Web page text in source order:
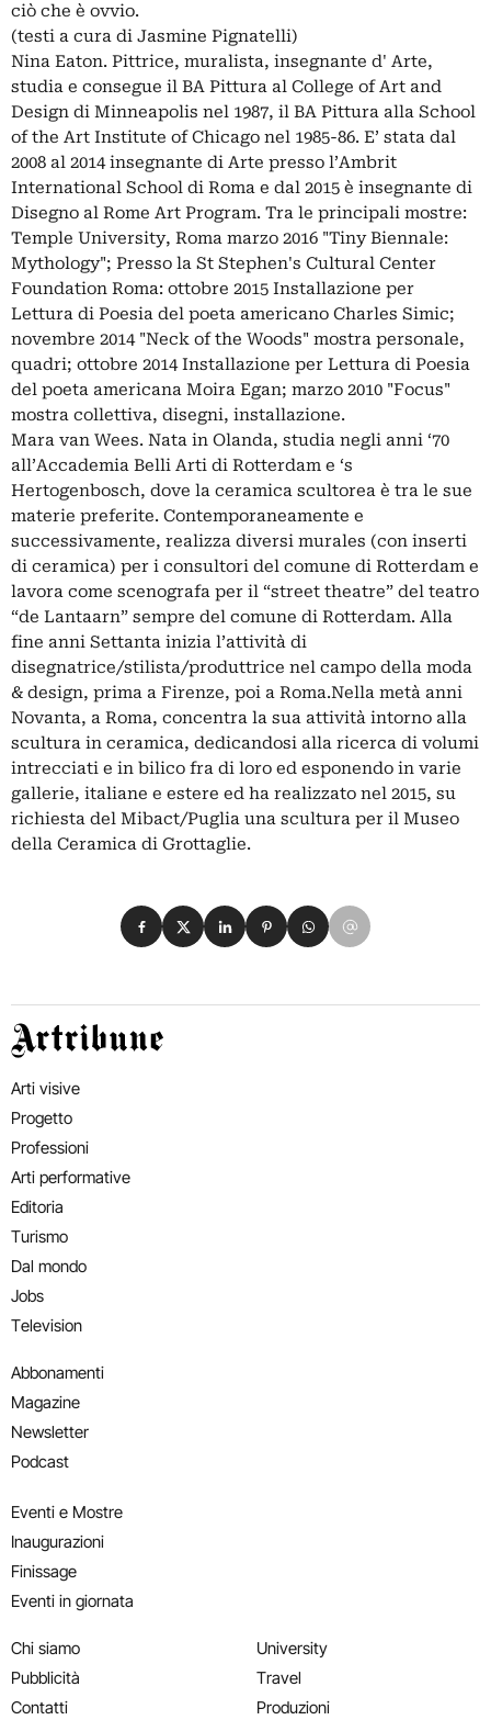
ciò che è ovvio.
(testi a cura di Jasmine Pignatelli)
Nina Eaton. Pittrice, muralista, insegnante d' Arte,
studia e consegue il BA Pittura al College of Art and
Design di Minneapolis nel 1987, il BA Pittura alla School
of the Art Institute of Chicago nel 1985-86. E’ stata dal
2008 al 2014 insegnante di Arte presso l’Ambrit
International School di Roma e dal 2015 è insegnante di
Disegno al Rome Art Program. Tra le principali mostre:
Temple University, Roma marzo 2016 "Tiny Biennale:
Mythology"; Presso la St Stephen's Cultural Center
Foundation Roma: ottobre 2015 Installazione per
Lettura di Poesia del poeta americano Charles Simic;
novembre 2014 "Neck of the Woods" mostra personale,
quadri; ottobre 2014 Installazione per Lettura di Poesia
del poeta americana Moira Egan; marzo 2010 "Focus"
mostra collettiva, disegni, installazione.
Mara van Wees. Nata in Olanda, studia negli anni ‘70
all’Accademia Belli Arti di Rotterdam e ‘s
Hertogenbosch, dove la ceramica scultorea è tra le sue
materie preferite. Contemporaneamente e
successivamente, realizza diversi murales (con inserti
di ceramica) per i consultori del comune di Rotterdam e
lavora come scenografa per il “street theatre” del teatro
“de Lantaarn” sempre del comune di Rotterdam. Alla
fine anni Settanta inizia l’attività di
disegnatrice/stilista/produttrice nel campo della moda
& design, prima a Firenze, poi a Roma.Nella metà anni
Novanta, a Roma, concentra la sua attività intorno alla
scultura in ceramica, dedicandosi alla ricerca di volumi
intrecciati e in bilico fra di loro ed esponendo in varie
gallerie, italiane e estere ed ha realizzato nel 2015, su
richiesta del Mibact/Puglia una scultura per il Museo
della Ceramica di Grottaglie.
Condividi su Facebook
Condividi su X
Condividi su LinkedIn
Condividi su Pinterest
Condividi su WhatsApp
Condividi su Email
Artribune
Arti visive
Progetto
Professioni
Arti performative
Editoria
Turismo
Dal mondo
Jobs
Television
Abbonamenti
Magazine
Newsletter
Podcast
Eventi e Mostre
Inaugurazioni
Finissage
Eventi in giornata
Chi siamo
Pubblicità
Contatti
University
Travel
Produzioni